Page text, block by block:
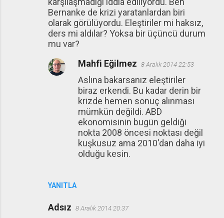
Bernanke de krizi yaratanlardan biri
olarak görülüyordu. Eleştiriler mi haksız,
ders mi aldılar? Yoksa bir üçüncü durum
mu var?
YANITLA
Mahfi Eğilmez 8 Aralık 2014 22:53
Aslına bakarsanız eleştiriler
biraz erkendi. Bu kadar derin bir
krizde hemen sonuç alınması
mümkün değildi. ABD
ekonomisinin bugün geldiği
nokta 2008 öncesi noktası değil
kuşkusuz ama 2010'dan daha iyi
olduğu kesin.
Adsız 8 Aralık 2014 20:37